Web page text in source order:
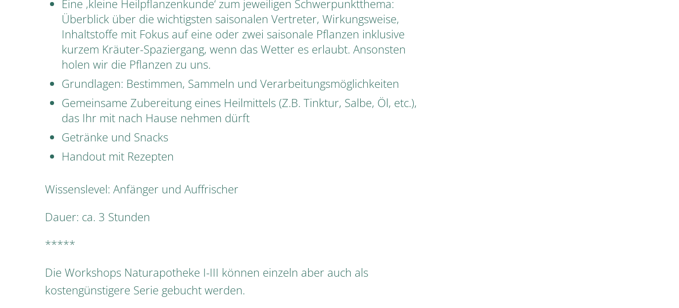
Eine ‚kleine Heilpflanzenkunde‘ zum jeweiligen Schwerpunktthema:
Überblick über die wichtigsten saisonalen Vertreter, Wirkungsweise,
Inhaltstoffe mit Fokus auf eine oder zwei saisonale Pflanzen inklusive
kurzem Kräuter-Spaziergang, wenn das Wetter es erlaubt. Ansonsten
holen wir die Pflanzen zu uns.
Grundlagen: Bestimmen, Sammeln und Verarbeitungsmöglichkeiten
Gemeinsame Zubereitung eines Heilmittels (Z.B. Tinktur, Salbe, Öl, etc.),
das Ihr mit nach Hause nehmen dürft
Getränke und Snacks
Handout mit Rezepten
Wissenslevel: Anfänger und Auffrischer
Dauer: ca. 3 Stunden
*****
Die Workshops Naturapotheke I-III können einzeln aber auch als
kostengünstigere Serie gebucht werden.